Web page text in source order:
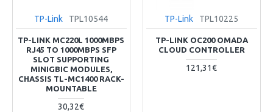
TP-Link TPL10544
TP-LINK MC220L 1000MBPS
RJ45 TO 1000MBPS SFP
SLOT SUPPORTING
MINIGBIC MODULES,
CHASSIS TL-MC1400 RACK-
MOUNTABLE
30,32€
TP-Link TPL10225
TP-LINK OC200 OMADA
CLOUD CONTROLLER
121,31€